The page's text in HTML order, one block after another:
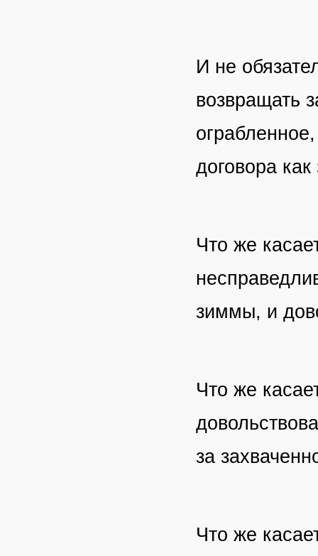
И не
возвращать
договора
Что же
зиммы, и
Что же
за
Что же